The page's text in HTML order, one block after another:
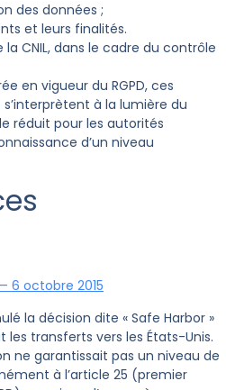
des données ;
et leurs finalités.
la CNIL, dans le cadre du contrôle
en vigueur du RGPD, ces
à la lumière du
réduit pour les autorités
d’un niveau
6 octobre 2015
la décision dite « Safe Harbor »
transferts vers les États-Unis.
ne garantissait pas un niveau de
à l’article 25 (premier